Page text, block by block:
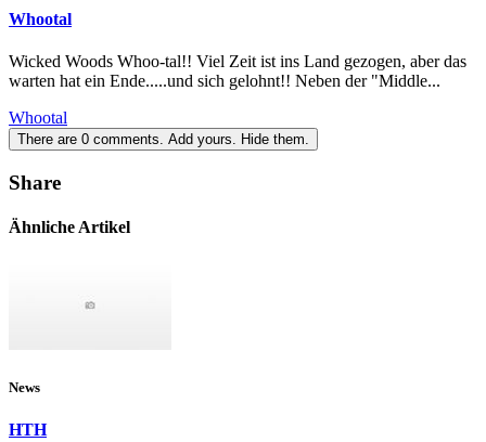
Whootal
Wicked Woods Whoo-tal!! Viel Zeit ist ins Land gezogen, aber das
warten hat ein Ende.....und sich gelohnt!! Neben der "Middle...
Whootal
There are 0 comments. Add yours. Hide them.
Share
Ähnliche Artikel
News
HTH